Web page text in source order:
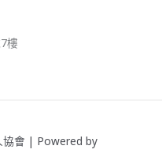
樓
會 | Powered by